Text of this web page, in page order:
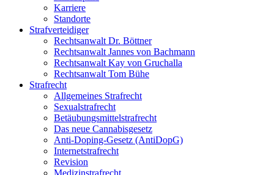
Karriere
Standorte
Strafverteidiger
Rechtsanwalt Dr. Böttner
Rechtsanwalt Jannes von Bachmann
Rechtsanwalt Kay von Gruchalla
Rechtsanwalt Tom Bühe
Strafrecht
Allgemeines Strafrecht
Sexualstrafrecht
Betäubungsmittelstrafrecht
Das neue Cannabisgesetz
Anti-Doping-Gesetz (AntiDopG)
Internetstrafrecht
Revision
Medizinstrafrecht